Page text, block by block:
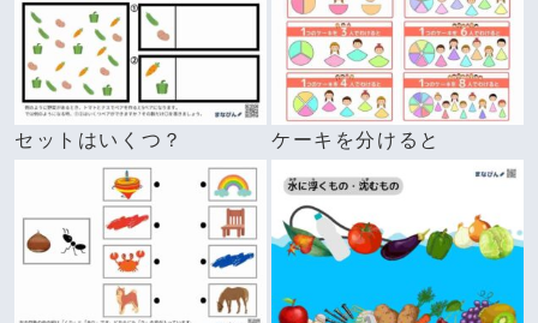
セットはいくつ？ ケーキを分けると